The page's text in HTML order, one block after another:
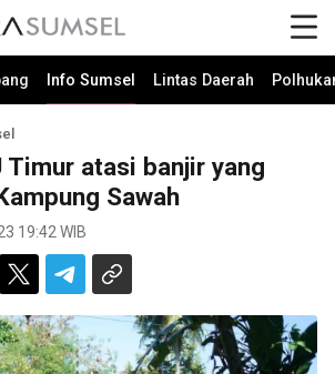
Info Sumsel Lintas Daerah
Timur atasi banjir yang
Sawah
19:42 WIB